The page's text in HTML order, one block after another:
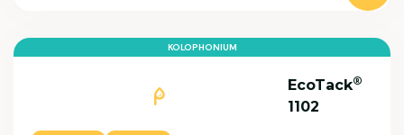
KOLOPHONIUM
EcoTack®
1102